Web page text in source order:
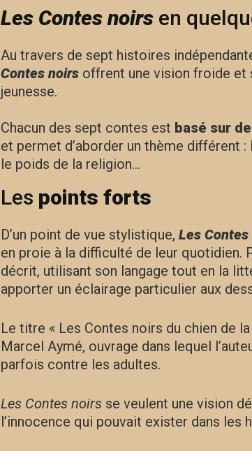
Les Contes noirs en
Au travers de sept histoires
Contes noirs offrent une vision froide et
jeunesse.
Chacun des sept contes est basé sur
et permet d’aborder un thème différent
le poids de la religion…
Les points forts
D’un point de vue stylistique, Les
en proie à la difficulté de leur quotidien.
décrit, utilisant son langage tout en la
apporter un éclairage particulier aux
Le titre « Les Contes noirs du chien de
Marcel Aymé, ouvrage dans lequel
parfois contre les adultes.
Les Contes noirs se veulent une vision
l’innocence qui pouvait exister dans les